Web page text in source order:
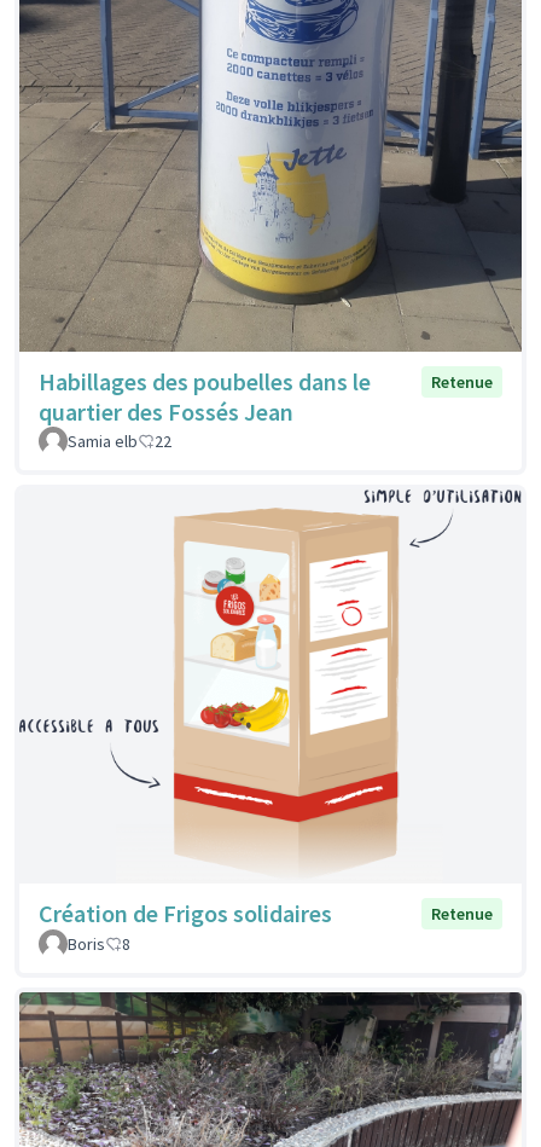
Habillages des poubelles dans le
quartier des Fossés Jean
Retenue
Samia elb 22
Création de Frigos solidaires
Retenue
Boris
8